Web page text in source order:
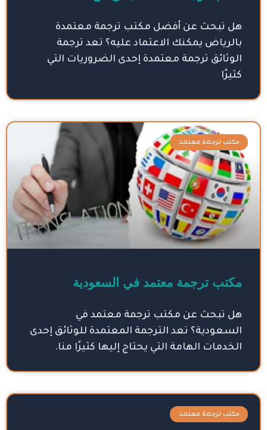
هل تبحث عن أفضل مكتب ترجمة معتمدة
بالرياض يمكنك الاعتماد عليه؟ تعد ترجمة
الوثائق ترجمة معتمدة إحدى الضروريات التي
كثيرًا
مكتب ترجمة معتمد
مكتب ترجمة معتمد في السعودية
هل تبحث عن مكتب ترجمة معتمد في
السعودية؟ تعد الترجمة المعتمدة للوثائق إحدى
الخدمات الهامة التي يحتاج إليها كثيرًا منا.
مكتب ترجمة معتمد